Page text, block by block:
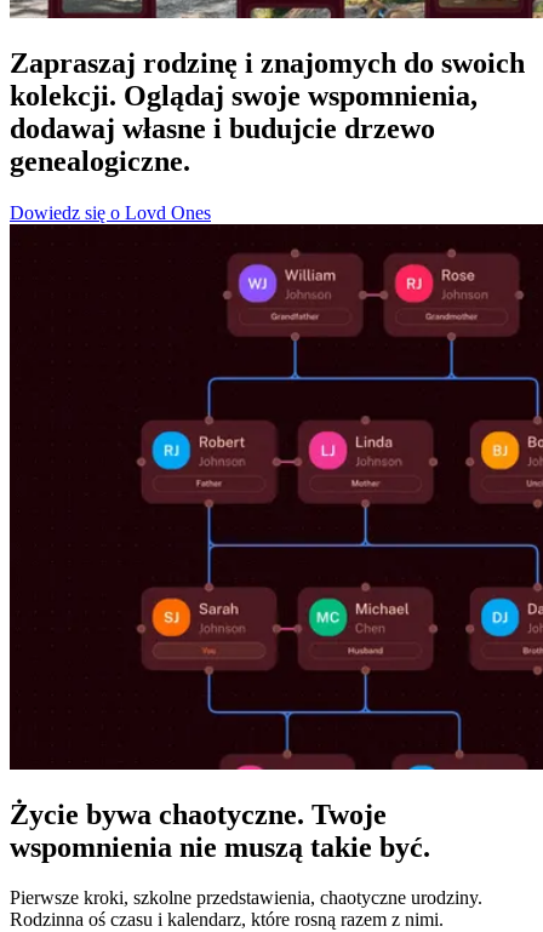
Zapraszaj rodzinę i znajomych do swoich
kolekcji. Oglądaj swoje wspomnienia,
dodawaj własne i budujcie drzewo
genealogiczne.
Dowiedz się o Lovd Ones
Życie bywa chaotyczne. Twoje
wspomnienia nie muszą takie być.
Pierwsze kroki, szkolne przedstawienia, chaotyczne urodziny.
Rodzinna oś czasu i kalendarz, które rosną razem z nimi.